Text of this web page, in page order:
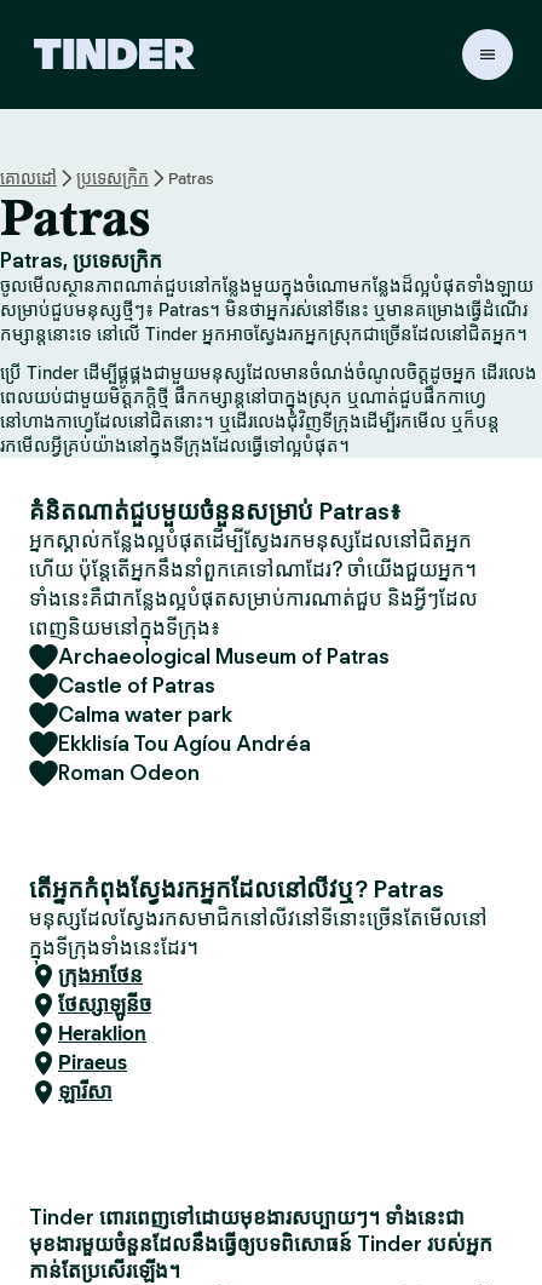
T
e
r
គោលដៅ ប្រទេសក្រិក Patras
Patras
Patras, ប្រទេសក្រិក
ចូលមើលស្ថានភាពណាត់ជួបនៅកន្លែងមួយក្នុងចំណោមកន្លែងដ៏ល្អបំផុតទាំងឡាយ
សម្រាប់ជួបមនុស្សថ្មីៗ៖ Patras។ មិនថាអ្នករស់នៅទីនេះ ឬមានគម្រោងធ្វើដំណើរ
កម្សាន្តនោះទេ នៅលើ Tinder អ្នកអាចស្វែងរកអ្នកស្រុកជាច្រើនដែលនៅជិតអ្នក។
ប្រើ Tinder ដើម្បីផ្គូផ្គងជាមួយមនុស្សដែលមានចំណង់ចំណូលចិត្តដូចអ្នក ដើរលេង
ពេលយប់ជាមួយមិត្តភក្តិថ្មី ផឹកកម្សាន្តនៅបាក្នុងស្រុក ឬណាត់ជួបផឹកកាហ្វេ
នៅហាងកាហ្វេដែលនៅជិតនោះ។ ឬដើរលេងជុំវិញទីក្រុងដើម្បីរកមើល ឬក៏បន្ត
រកមើលអ្វីគ្រប់យ៉ាងនៅក្នុងទីក្រុងដែលធ្វើទៅល្អបំផុត។
គំនិតណាត់ជួបមួយចំនួនសម្រាប់ Patras៖
អ្នកស្គាល់កន្លែងល្អបំផុតដើម្បីស្វែងរកមនុស្សដែលនៅជិតអ្នក
ហើយ ប៉ុន្តែតើអ្នកនឹងនាំពួកគេទៅណាដែរ? ចាំយើងជួយអ្នក។
ទាំងនេះគឺជាកន្លែងល្អបំផុតសម្រាប់ការណាត់ជួប និងអ្វីៗដែល
ពេញនិយមនៅក្នុងទីក្រុង៖
Archaeological Museum of Patras
Castle of Patras
Calma water park
Ekklisía Tou Agíou Andréa
Roman Odeon
តើអ្នកកំពុងស្វែងរកអ្នកដែលនៅលីវឬ? Patras
មនុស្សដែលស្វែងរកសមាជិកនៅលីវនៅទីនោះច្រើនតែមើលនៅ
ក្នុងទីក្រុងទាំងនេះដែរ។
ក្រុងអាថែន
ថែស្សាឡូនីច
Heraklion
Piraeus
ឡារីសា
Tinder ពោរពេញទៅដោយមុខងារសប្បាយៗ។ ទាំងនេះជា
មុខងារមួយចំនួនដែលនឹងធ្វើឲ្យបទពិសោធន៍ Tinder របស់អ្នក
កាន់តែប្រសើរឡើង។